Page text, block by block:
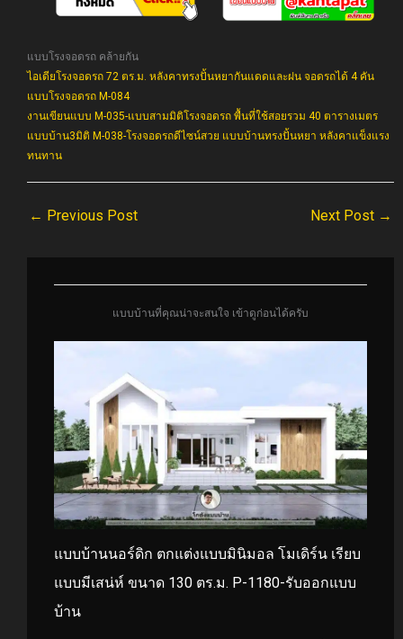
แบบโรงจอดรถ คล้ายกัน
ไอเดียโรงจอดรถ 72 ตร.ม. หลังคาทรงปั้นหยากันแดดและฝน จอดรถได้ 4 คัน
แบบโรงจอดรถ M-084
งานเขียนแบบ M-035-แบบสามมิติโรงจอดรถ พื้นที่ใช้สอยรวม 40 ตารางเมตร
แบบบ้าน3มิติ M-038-โรงจอดรถดีไซน์สวย แบบบ้านทรงปั้นหยา หลังคาแข็งแรง
ทนทาน
← Previous Post Next Post →
แบบบ้านที่คุณน่าจะสนใจ เข้าดูก่อนได้ครับ
แบบบ้านนอร์ดิก ตกแต่งแบบมินิมอล โมเดิร์น เรียบ
แบบมีเสน่ห์ ขนาด 130 ตร.ม. P-1180-รับออกแบบ
บ้าน